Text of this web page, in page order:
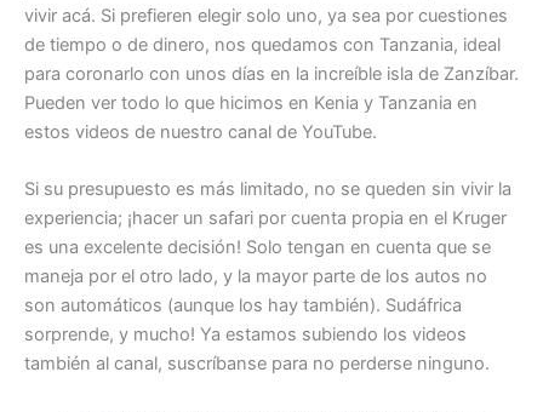
vivir acá. Si prefieren elegir solo uno, ya sea por cuestiones
de tiempo o de dinero, nos quedamos con Tanzania, ideal
para coronarlo con unos días en la increíble isla de Zanzíbar.
Pueden ver todo lo que hicimos en Kenia y Tanzania en
estos videos de nuestro canal de YouTube.
Si su presupuesto es más limitado, no se queden sin vivir la
experiencia; ¡hacer un safari por cuenta propia en el Kruger
es una excelente decisión! Solo tengan en cuenta que se
maneja por el otro lado, y la mayor parte de los autos no
son automáticos (aunque los hay también). Sudáfrica
sorprende, y mucho! Ya estamos subiendo los videos
también al canal, suscríbanse para no perderse ninguno.